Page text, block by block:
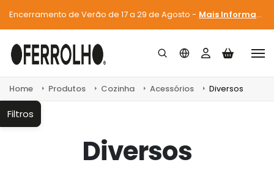
Encerramento de Verão de 17 a 29 de Agosto - Mais Informações
Home Produtos Cozinha Acessórios Diversos
Diversos
Filtros